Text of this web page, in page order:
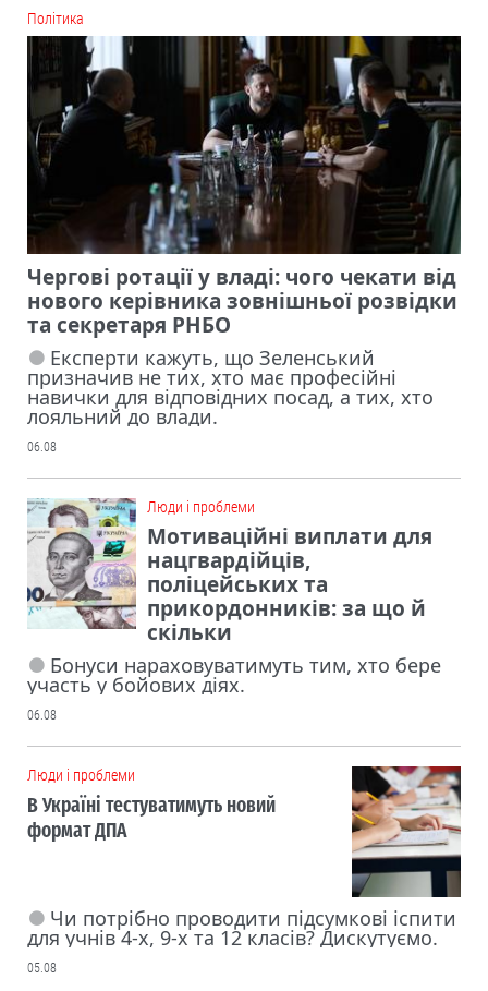
Політика
Чергові ротації у владі: чого чекати від
нового керівника зовнішньої розвідки
та секретаря РНБО
Експерти кажуть, що Зеленський
призначив не тих, хто має професійні
навички для відповідних посад, а тих, хто
лояльний до влади.
06.08
Люди і проблеми
Мотиваційні виплати для
нацгвардійців,
поліцейських та
прикордонників: за що й
скільки
Бонуси нараховуватимуть тим, хто бере
участь у бойових діях.
06.08
Люди і проблеми
В Україні тестуватимуть новий
формат ДПА
Чи потрібно проводити підсумкові іспити
для учнів 4-х, 9-х та 12 класів? Дискутуємо.
05.08